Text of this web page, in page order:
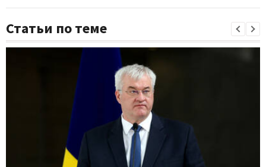
Статьи по теме